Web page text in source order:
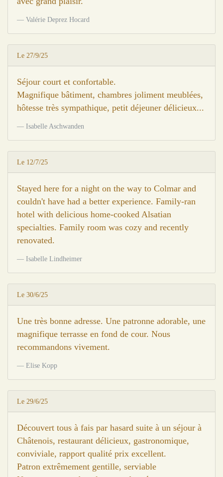
Valérie Deprez Hocard
Le 27/9/25
Séjour court et confortable.
Magnifique bâtiment, chambres joliment meublées,
hôtesse très sympathique, petit déjeuner délicieux...
Isabelle Aschwanden
Le 12/7/25
Stayed here for a night on the way to Colmar and
couldn't have had a better experience. Family-ran
hotel with delicious home-cooked Alsatian
specialties. Family room was cozy and recently
renovated.
Isabelle Lindheimer
Le 30/6/25
Une très bonne adresse. Une patronne adorable, une
magnifique terrasse en fond de cour. Nous
recommandons vivement.
Elise Kopp
Le 29/6/25
Découvert tous à fais par hasard suite à un séjour à
Châtenois, restaurant délicieux, gastronomique,
conviviale, rapport qualité prix excellent.
Patron extrêmement gentille, serviable